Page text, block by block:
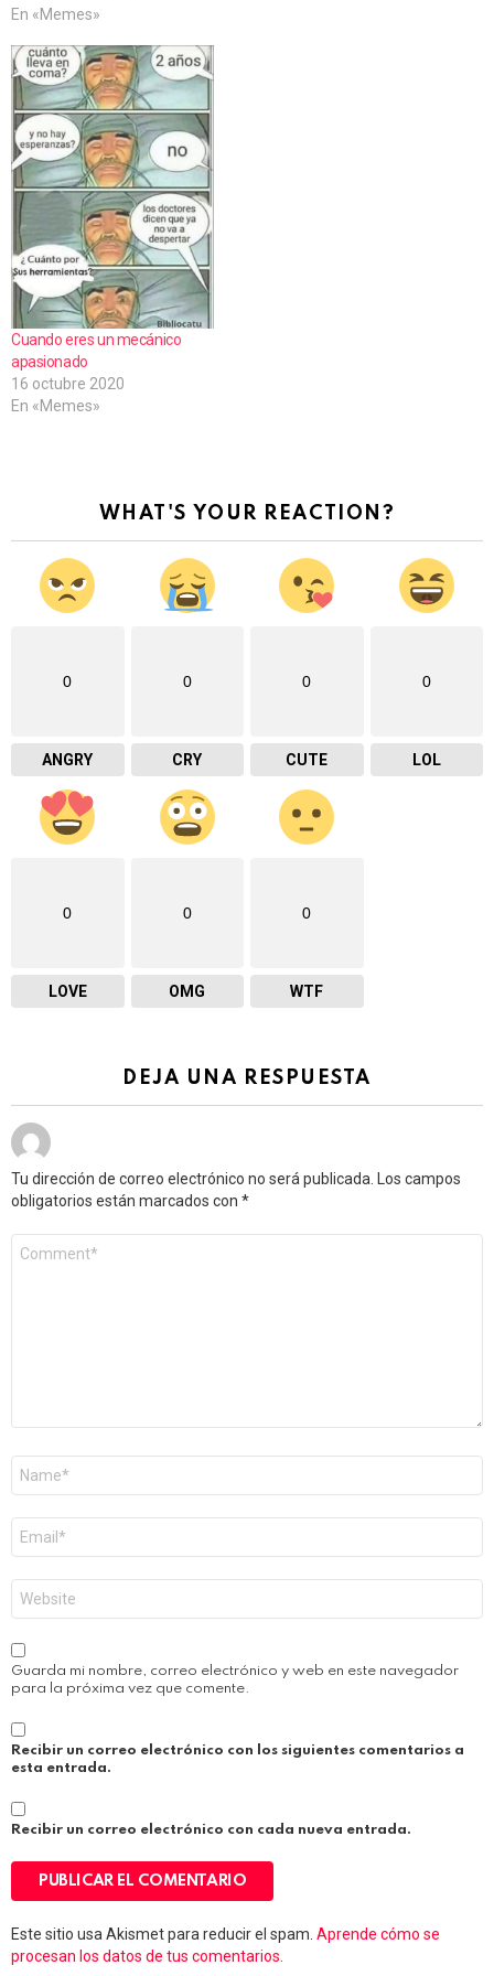
En «Memes»
Cuando eres un mecánico
apasionado
16 octubre 2020
En «Memes»
WHAT'S YOUR REACTION?
0
ANGRY
0
CRY
0
CUTE
0
LOL
0
LOVE
0
OMG
0
WTF
DEJA UNA RESPUESTA
Tu dirección de correo electrónico no será publicada. Los campos
obligatorios están marcados con *
electrónico
*
Guarda mi nombre, correo electrónico y web en este navegador
para la próxima vez que comente.
Recibir un correo electrónico con los siguientes comentarios a
esta entrada.
Recibir un correo electrónico con cada nueva entrada.
Este sitio usa Akismet para reducir el spam. Aprende cómo se
procesan los datos de tus comentarios.